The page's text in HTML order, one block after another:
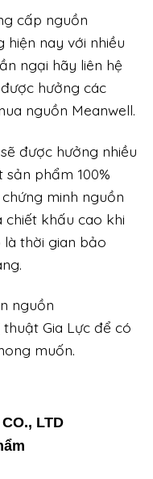
cấp nguồn
nay với nhiều
ngại hãy liên hệ
hưởng các
nguồn Meanwell.
được hưởng nhiều
sản phẩm 100%
minh nguồn
chiết khấu cao khi
là thời gian bảo
nguồn
Gia Lực để có
muốn.
LTD